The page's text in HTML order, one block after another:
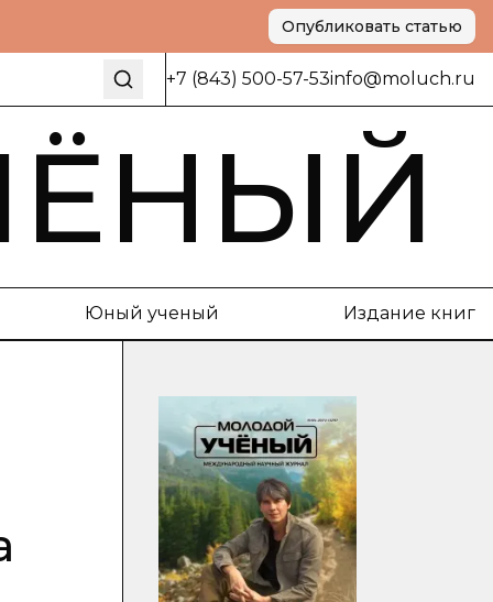
Опубликовать статью
+7 (843) 500-57-53info@moluch.ru
Юный ученый Издание книг